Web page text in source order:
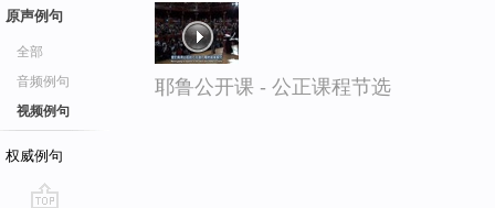
原声例句
全部
音频例句
视频例句
权威例句
耶鲁公开课 - 公正课程节选